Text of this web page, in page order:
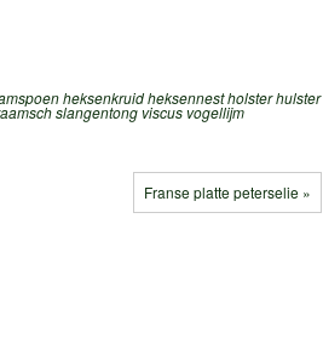
heksenkruidheksennestholsterhulster
slangentong viscus vogellijm
Franse platte peterselie »